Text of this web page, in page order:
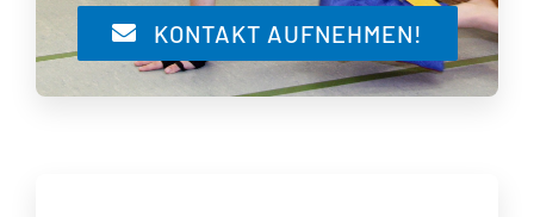
KONTAKT AUFNEHMEN!